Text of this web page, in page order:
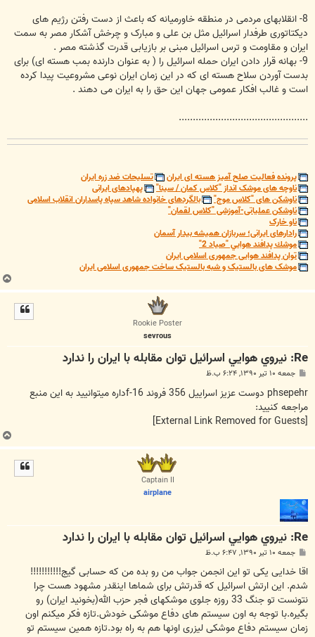
8- انقلابهای مردمی در منطقه خاورمیانه که باعث از دست رفتن رژیم های
دیکتاتوری طرفدار اسرائیل مثل بن علی و مبارک و چرخش آشکار مصر به سمت
ایران و مقاومت و ترس اسرائیل مبنی بر بازیابی قدرت گذشته مصر .
9- بهانه قرار دادن ایران حمله اسرائیل را ( به عنوان دارنده بمب هسته ای) برای
بدست آوردن سلاح هسته ای که در این زمان ایران نوعی مشروعیت پیدا کرده
است و غالب افکار عمومی جهان این حق را به ایران می دهند .
..............................................
پرونده فعالیت صلح آمیز هسته ای ایران
تسلیحات ضد زره ایران
ناوچه های موشک انداز "کلاس کمان / سینا"
پهپادهای ایرانی
ناوشکن های "کلاس موج"
بالگردهای خانواده شاهد سپاه پاسداران انقلاب اسلامی
ناوشکن عملیاتی-آموزشی "کلاس لقمان"
ناو خارک
رادارهای ایرانی؛ سربازان همیشه بیدار آسمان
موشك پدافند هوايي "صياد 2"
توان پدافند هوایی جمهوری اسلامی ایران
موشک های بالستیک و شبه بالستیک ساخت جمهوری اسلامی ایران
ب
ا
Rookie Poster
sevrous
Re: نيروي هوايي اسرائيل توان مقابله با ايران را ندارد
پ
ت
جمعه ۱۰ تیر ۱۳۹۰, ۶:۲۴ ب.ظ
phsepehr دوست عزيز اسراييل 356 فروند f-16داره ميتوانييد به اين منبع
مراجعه كنييد:
ب
ا
Captain II
airplane
Re: نيروي هوايي اسرائيل توان مقابله با ايران را ندارد
پ
ت
جمعه ۱۰ تیر ۱۳۹۰, ۶:۴۷ ب.ظ
اقا خدایی یکی تو این انجمن جواب من رو بده من که حسابی گیج!!!!!!!!!!!
شدم. این ارتش اسرائیل که قدرتش برای شماها اینقدر مشهود هست چرا
نتونست تو جنگ 33 روزه جلوی موشکهای فجر حزب الله(بخونید ایران) رو
بگیره.با توجه به اون سیستم های دفاع موشکی خودش.تازه فکر میکنم اون
زمان سیستم دفاع موشکی لیزری اونها هم به راه بود.تازه همین سیستم تو